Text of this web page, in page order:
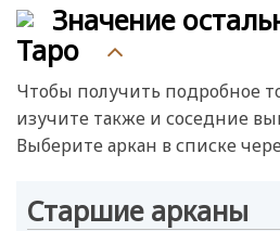
Королева
Значение
Таро
Чтобы получить подробное
изучите также и соседние
Выберите аркан в списке
Старшие арканы